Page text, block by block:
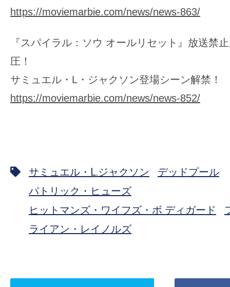
https://moviemarbie.com/news/news-863/
『スパイラル：ソウ オールリセット』放送禁
圧！
サミュエル・L・ジャクソン登場シーン解禁！
https://moviemarbie.com/news/news-852/
サミュエル・L.ジャクソン
デッドプール
パトリック・ヒューズ
ヒットマンズ・ワイフズ・ボ ディガード
ライアン・レイノルズ